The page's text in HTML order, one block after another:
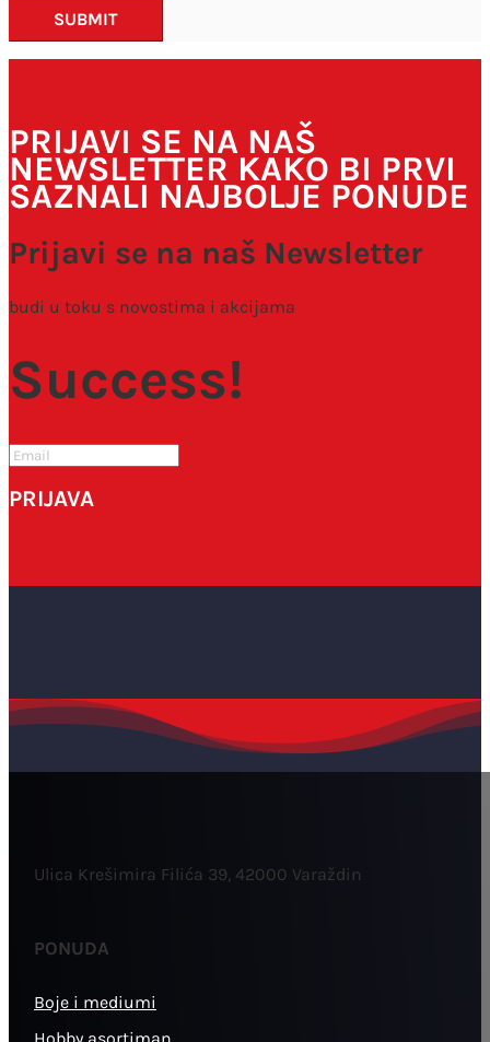
SUBMIT
PRIJAVI SE NA NAŠ
NEWSLETTER KAKO BI PRVI
SAZNALI NAJBOLJE PONUDE
Prijavi se na naš Newsletter
budi u toku s novostima i akcijama
Success!
PRIJAVA
Ulica Krešimira Filića 39, 42000 Varaždin
PONUDA
Boje i mediumi